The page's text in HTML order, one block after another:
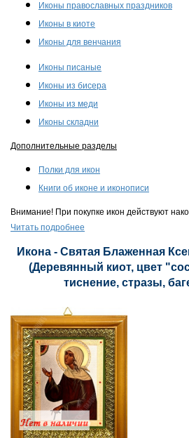
Иконы православных праздников
Иконы в киоте
Иконы для венчания
Иконы писаные
Иконы из бисера
Иконы из меди
Иконы складни
Дополнительные разделы
Полки для икон
Книги об иконе и иконописи
Внимание! При покупке икон действуют
Читать подробнее
Икона - Святая Блаженная
(Деревянный киот, цвет
тиснение, стразы,